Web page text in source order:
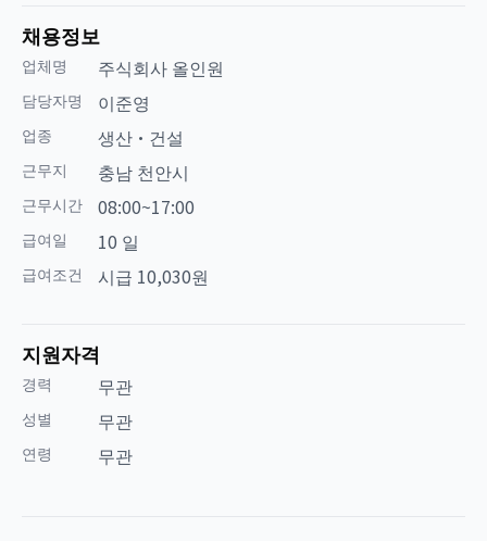
채용정보
업체명 주식회사 올인원
담당자명 이준영
업종 생산·건설
근무지 충남 천안시
근무시간 08:00~17:00
급여일 10 일
급여조건 시급 10,030원
지원자격
경력 무관
성별 무관
연령 무관